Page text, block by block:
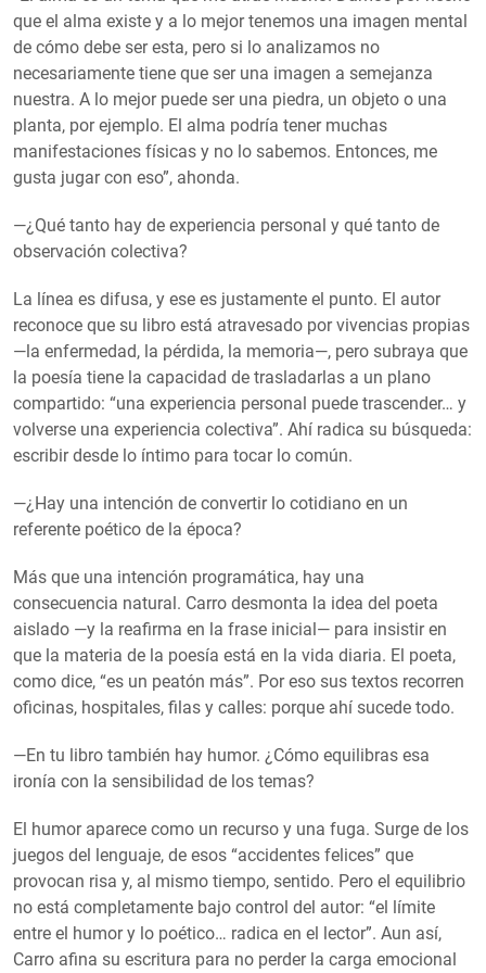
que el alma existe y a lo mejor tenemos una imagen mental
de cómo debe ser esta, pero si lo analizamos no
necesariamente tiene que ser una imagen a semejanza
nuestra. A lo mejor puede ser una piedra, un objeto o una
planta, por ejemplo. El alma podría tener muchas
manifestaciones físicas y no lo sabemos. Entonces, me
gusta jugar con eso”, ahonda.
—¿Qué tanto hay de experiencia personal y qué tanto de
observación colectiva?
La línea es difusa, y ese es justamente el punto. El autor
reconoce que su libro está atravesado por vivencias propias
—la enfermedad, la pérdida, la memoria—, pero subraya que
la poesía tiene la capacidad de trasladarlas a un plano
compartido: “una experiencia personal puede trascender… y
volverse una experiencia colectiva”. Ahí radica su búsqueda:
escribir desde lo íntimo para tocar lo común.
—¿Hay una intención de convertir lo cotidiano en un
referente poético de la época?
Más que una intención programática, hay una
consecuencia natural. Carro desmonta la idea del poeta
aislado —y la reafirma en la frase inicial— para insistir en
que la materia de la poesía está en la vida diaria. El poeta,
como dice, “es un peatón más”. Por eso sus textos recorren
oficinas, hospitales, filas y calles: porque ahí sucede todo.
—En tu libro también hay humor. ¿Cómo equilibras esa
ironía con la sensibilidad de los temas?
El humor aparece como un recurso y una fuga. Surge de los
juegos del lenguaje, de esos “accidentes felices” que
provocan risa y, al mismo tiempo, sentido. Pero el equilibrio
no está completamente bajo control del autor: “el límite
entre el humor y lo poético… radica en el lector”. Aun así,
Carro afina su escritura para no perder la carga emocional